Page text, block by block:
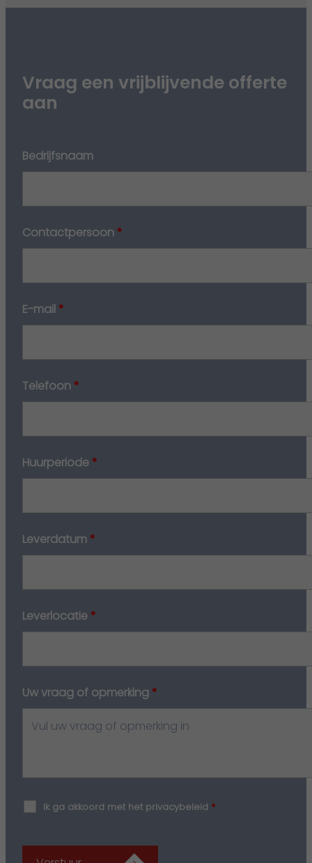
Vraag een vrijblijvende offerte
aan
Bedrijfsnaam
Contactpersoon*
E-mail*
Telefoon*
Huurperiode*
Leverdatum*
Leverlocatie*
Uw vraag of opmerking*
Ik ga akkoord met het privacybeleid *